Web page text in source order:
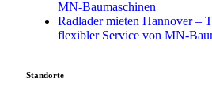
MN-Baumaschinen
Radlader mieten Hannover –
flexibler Service von MN-
Standorte